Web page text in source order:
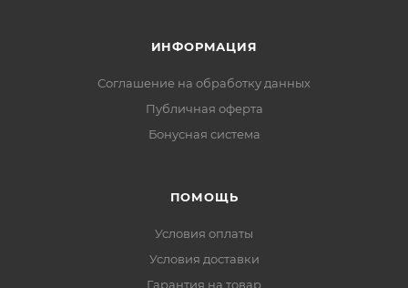
ИНФОРМАЦИЯ
Соглашение на обработку данных
Публичная оферта
Бонусная система
ПОМОЩЬ
Условия оплаты
Условия доставки
Гарантия на товар